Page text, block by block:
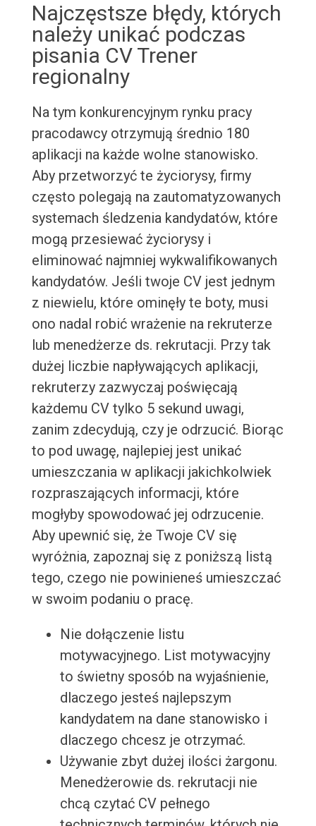
Najczęstsze błędy, których
należy unikać podczas
pisania CV Trener
regionalny
Na tym konkurencyjnym rynku pracy
pracodawcy otrzymują średnio 180
aplikacji na każde wolne stanowisko.
Aby przetworzyć te życiorysy, firmy
często polegają na zautomatyzowanych
systemach śledzenia kandydatów, które
mogą przesiewać życiorysy i
eliminować najmniej wykwalifikowanych
kandydatów. Jeśli twoje CV jest jednym
z niewielu, które ominęły te boty, musi
ono nadal robić wrażenie na rekruterze
lub menedżerze ds. rekrutacji. Przy tak
dużej liczbie napływających aplikacji,
rekruterzy zazwyczaj poświęcają
każdemu CV tylko 5 sekund uwagi,
zanim zdecydują, czy je odrzucić. Biorąc
to pod uwagę, najlepiej jest unikać
umieszczania w aplikacji jakichkolwiek
rozpraszających informacji, które
mogłyby spowodować jej odrzucenie.
Aby upewnić się, że Twoje CV się
wyróżnia, zapoznaj się z poniższą listą
tego, czego nie powinieneś umieszczać
w swoim podaniu o pracę.
Nie dołączenie listu
motywacyjnego. List motywacyjny
to świetny sposób na wyjaśnienie,
dlaczego jesteś najlepszym
kandydatem na dane stanowisko i
dlaczego chcesz je otrzymać.
Używanie zbyt dużej ilości żargonu.
Menedżerowie ds. rekrutacji nie
chcą czytać CV pełnego